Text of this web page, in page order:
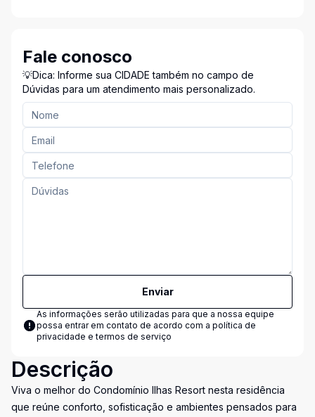
Fale conosco
💡Dica: Informe sua CIDADE também no campo de
Dúvidas para um atendimento mais personalizado.
Enviar
As informações serão utilizadas para que a nossa equipe
possa entrar em contato de acordo com a política de
privacidade e termos de serviço
Descrição
Viva o melhor do Condomínio Ilhas Resort nesta residência
que reúne conforto, sofisticação e ambientes pensados para